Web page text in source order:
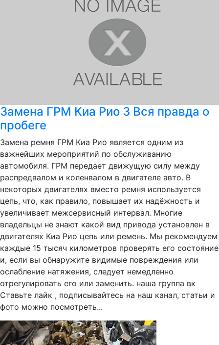
Замена ГРМ Киа Рио 3 Вся правда о
пробеге
Замена ремня ГРМ Киа Рио является одним из
важнейших мероприятий по обслуживанию
автомобиля. ГРМ передает движущую силу между
распредвалом и коленвалом в двигателе авто. В
некоторых двигателях вместо ремня используется
цепь, что, как правило, повышает их надёжность и
увеличивает межсервисный интервал. Многие
владельцы не знают какой вид привода установлен в
двигателях Киа Рио цепь или ремень. Мы рекомендуем
каждые 15 тысяч километров проверять его состояние
и, если вы обнаружите видимые повреждения или
ослабление натяжения, следует немедленно
отрегулировать его или заменить. наша группа вк
Ставьте лайк , подписывайтесь на наш канал, статьи и
фото можно посмотреть...